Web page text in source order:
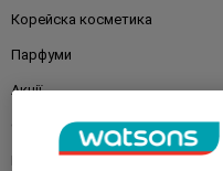
Корейска косметика
Парфуми
Акції
Обличчя
Подарунки